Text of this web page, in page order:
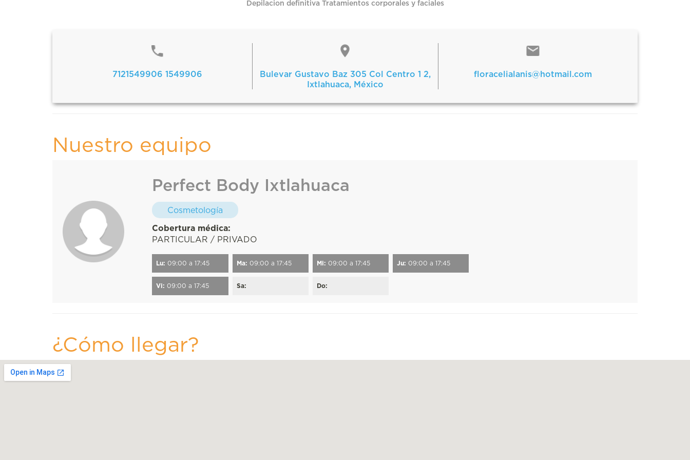
Depilacion definitiva Tratamientos corporales y faciales
7121549906 1549906
Bulevar Gustavo Baz 305 Col Centro 1 2,
Ixtlahuaca, México
floracelialanis@hotmail.com
Nuestro equipo
Perfect Body Ixtlahuaca
Cosmetología
Cobertura médica:
PARTICULAR / PRIVADO
Lu: 09:00 a 17:45 Ma: 09:00 a 17:45 Mi: 09:00 a 17:45 Ju: 09:00 a 17:45
Vi: 09:00 a 17:45 Sa: Do:
¿Cómo llegar?